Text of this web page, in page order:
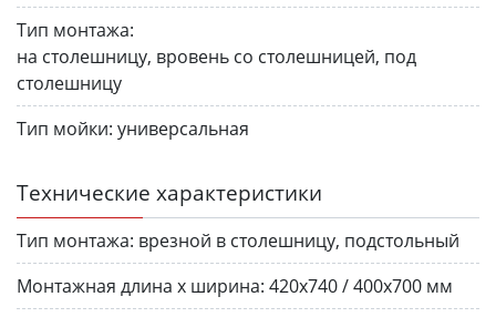
Тип монтажа:
на столешницу, вровень со столешницей, под
столешницу
Тип мойки: универсальная
Технические характеристики
Тип монтажа: врезной в столешницу, подстольный
Монтажная длина х ширина: 420х740 / 400х700 мм